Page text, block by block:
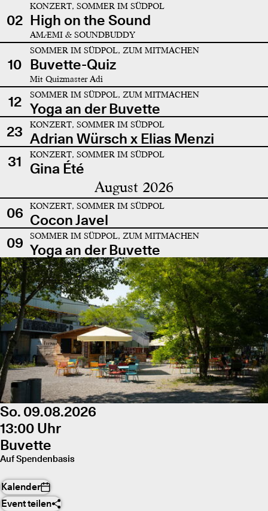
02
KONZERT, SOMMER IM SÜDPOL
High on the Sound
AMÆMI & SOUNDBUDDY
10
SOMMER IM SÜDPOL, ZUM MITMACHEN
Buvette-Quiz
Mit Quizmaster Adi
12 SOMMER IM SÜDPOL, ZUM MITMACHEN
Yoga an der Buvette
23
KONZERT, SOMMER IM SÜDPOL
Adrian Würsch x Elias Menzi
31
KONZERT, SOMMER IM SÜDPOL
Gina Été
August 2026
06 KONZERT, SOMMER IM SÜDPOL
Cocon Javel
09
SOMMER IM SÜDPOL, ZUM MITMACHEN
Yoga an der Buvette
So. 09.08.2026
13:00 Uhr
Buvette
Auf Spendenbasis
Kalender
Event teilen